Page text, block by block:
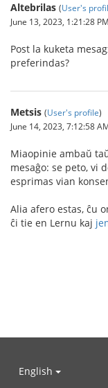
Altebrilas (User's
June 13, 2023, 1:21:28 PM
Post la kuketa
preferindas?
Metsis (User's profile)
June 14, 2023, 7:12:58
Miaopinie ambaŭ
mesaĝo: se peto, vi
esprimas vian
Alia afero estas, ĉu
ĉi tie en Lernu kaj
English